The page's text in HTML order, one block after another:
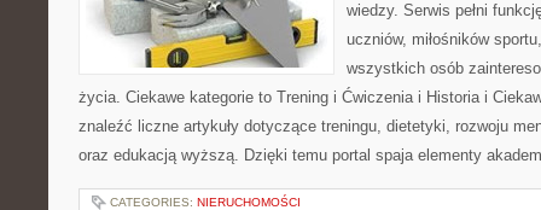
wiedzy. Serwis pełni
uczniów, miłośników
wszystkich osób
życia. Ciekawe kategorie to Trening i Ćwiczenia i Historia i
znaleźć liczne artykuły dotyczące treningu, dietetyki, rozwoju
oraz edukacją wyższą. Dzięki temu portal spaja elementy
CATEGORIES: NIERUCHOMOŚCI